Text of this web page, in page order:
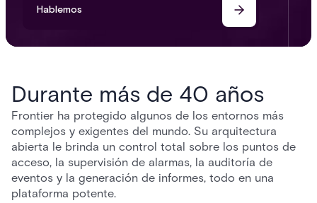
Hablemos
Durante más de 40 años
Frontier ha protegido algunos de los entornos más
complejos y exigentes del mundo. Su arquitectura
abierta le brinda un control total sobre los puntos de
acceso, la supervisión de alarmas, la auditoría de
eventos y la generación de informes, todo en una
plataforma potente.